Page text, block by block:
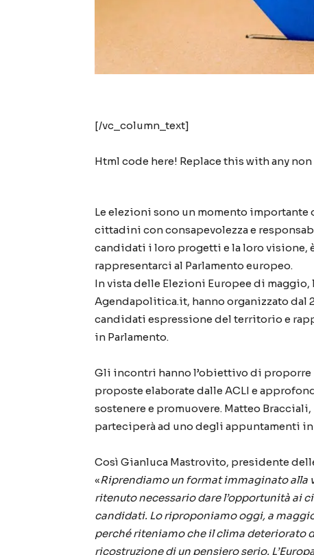
[/vc_column_text]
Html code here! Replace this with any
Le elezioni sono un momento
cittadini con consapevolezza e
candidati i loro progetti e la loro visione,
rappresentarci al Parlamento europeo.
In vista delle Elezioni Europee di
Agendapolitica.it, hanno organizzato dal
candidati espressione del territorio e
in Parlamento.
Gli incontri hanno l’obiettivo di
proposte elaborate dalle ACLI e
sostenere e promuovere. Matteo
parteciperà ad uno degli appuntamenti
Così Gianluca Mastrovito, presidente
«Riprendiamo un format immaginato alla
ritenuto necessario dare l’opportunità ai
candidati. Lo riproponiamo oggi, a
perché riteniamo che il clima deteriorato
ricostruzione di un pensiero serio.